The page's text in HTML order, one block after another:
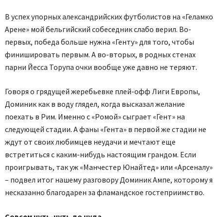
В успех упорных александрийских футболистов на «Геламко
Арене» мой бельгийский собеседник слабо верил. Во-
первых, победа больше нужна «Генту» для того, чтобы
финишировать первым. А во-вторых, в родных стенах
парни Йесса Торупа очки вообще уже давно не теряют.
Говоря о грядущей жеребьевке плей-офф Лиги Европы,
Доминик как в воду глядел, когда высказал желание
поехать в Рим. Именно с «Ромой» сыграет «Гент» на
следующей стадии. А фаны «Гента» в первой же стадии не
ждут от своих любимцев неудачи и мечтают еще
встретиться с каким-нибудь настоящим грандом. Если
проигрывать, так уж «Манчестер Юнайтед» или «Арсеналу»
– подвел итог нашему разговору Доминик Ампе, которому я
несказанно благодарен за фламандское гостеприимство.